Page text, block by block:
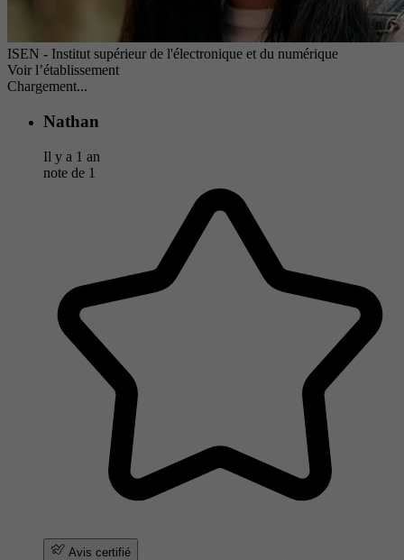
ISEN - Institut supérieur de l'électronique et du numérique
Voir l’établissement
Chargement...
Nathan
Il y a 1 an
note de 1
Avis certifié